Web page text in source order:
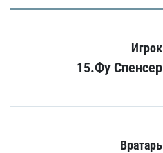
Игрок
15.Фу Спенсер
Вратарь